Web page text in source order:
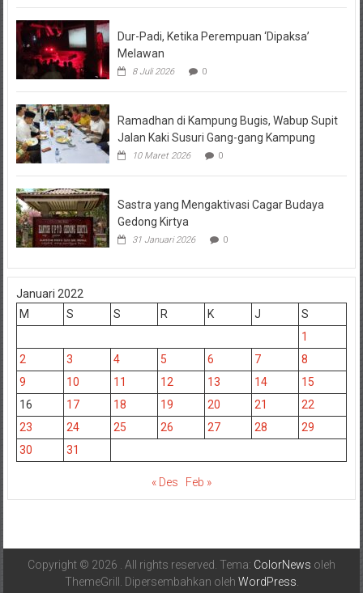
Dur-Padi, Ketika Perempuan ‘Dipaksa’
Melawan
8 Juli 2026 0
Ramadhan di Kampung Bugis, Wabup Supit
Jalan Kaki Susuri Gang-gang Kampung
10 Maret 2026 0
Sastra yang Mengaktivasi Cagar Budaya
Gedong Kirtya
31 Januari 2026 0
Januari 2022
M
S S R K J
S
1
2
3 4 5 6 7
8
9
10 11 12 13 14
15
16
17 18 19 20 21
22
23
24 25 26 27 28
29
30
31
« Des Feb »
Copyright © 2026 . All rights reserved. Tema: ColorNews oleh
ThemeGrill. Dipersembahkan oleh WordPress.